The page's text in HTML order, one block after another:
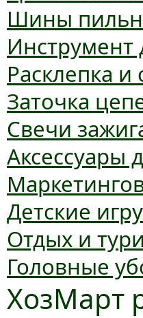
Шины
Инструмент
Расклепка и
Заточка
Свечи
Аксессуары
Детские
Отдых и
Головные
ХозМарт